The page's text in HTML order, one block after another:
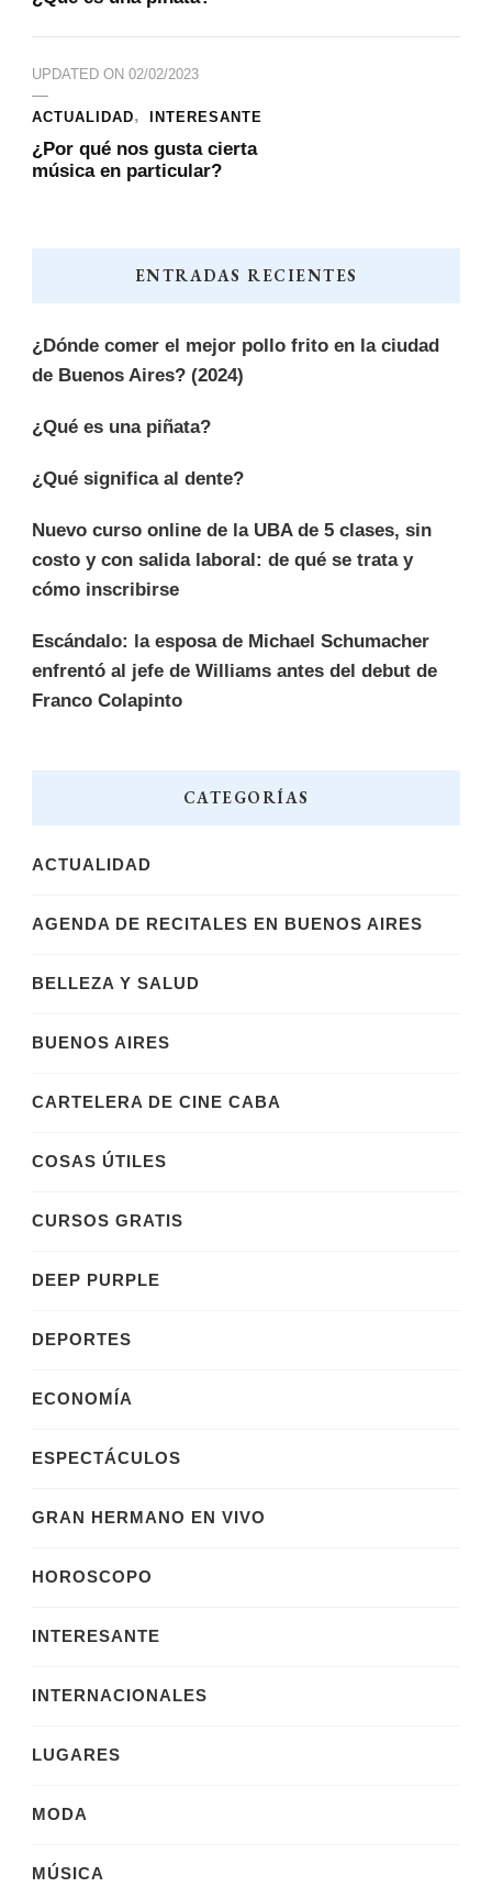
UPDATED ON 02/02/2023
ACTUALIDAD INTERESANTE
¿Por qué nos gusta cierta
música en particular?
ENTRADAS RECIENTES
¿Dónde comer el mejor pollo frito en la ciudad
de Buenos Aires? (2024)
¿Qué es una piñata?
¿Qué significa al dente?
Nuevo curso online de la UBA de 5 clases, sin
costo y con salida laboral: de qué se trata y
cómo inscribirse
Escándalo: la esposa de Michael Schumacher
enfrentó al jefe de Williams antes del debut de
Franco Colapinto
CATEGORÍAS
ACTUALIDAD
AGENDA DE RECITALES EN BUENOS AIRES
BELLEZA Y SALUD
BUENOS AIRES
CARTELERA DE CINE CABA
COSAS ÚTILES
CURSOS GRATIS
DEEP PURPLE
DEPORTES
ECONOMÍA
ESPECTÁCULOS
GRAN HERMANO EN VIVO
HOROSCOPO
INTERESANTE
INTERNACIONALES
LUGARES
MODA
MÚSICA